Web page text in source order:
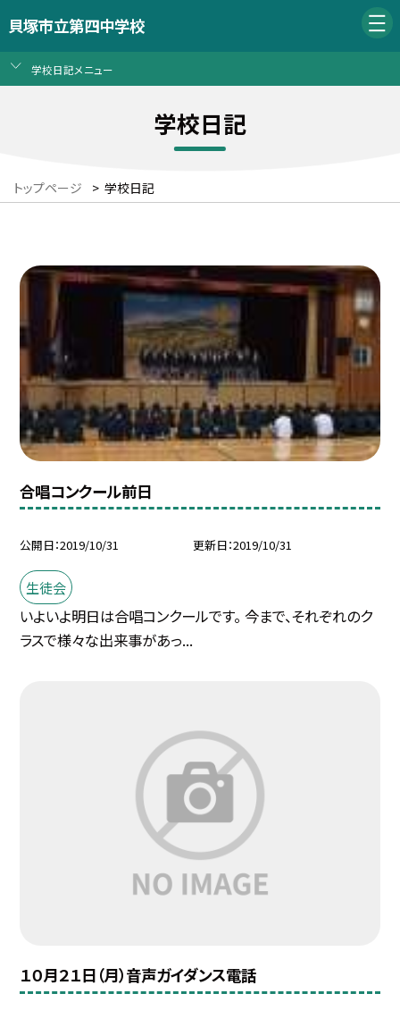
貝塚市立第四中学校
学校日記メニュー
学校日記
トップページ > 学校日記
合唱コンクール前日
公開日 2019/10/31 更新日 2019/10/31
生徒会
いよいよ明日は合唱コンクールです。 今まで、それぞれのク
ラスで様々な出来事があっ...
１０月２１日（月）音声ガイダンス電話